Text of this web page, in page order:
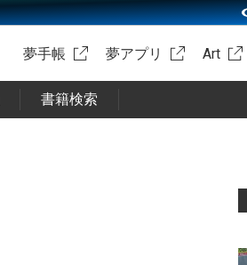
夢手帳 夢アプリ Art
書籍検索